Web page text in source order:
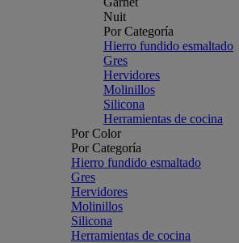
Nuit
Por Categoría
Hierro fundido esmaltado
Gres
Hervidores
Molinillos
Silicona
Herramientas de cocina
Por Color
Por Categoría
Hierro fundido esmaltado
Gres
Hervidores
Molinillos
Silicona
Herramientas de cocina